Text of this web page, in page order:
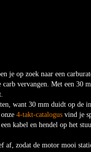
je op zoek naar een
vervangen. Met een 30
want 30 mm duidt op de
4-takt-catalogus vind je
kabel en hendel op het
af, zodat de motor mooi